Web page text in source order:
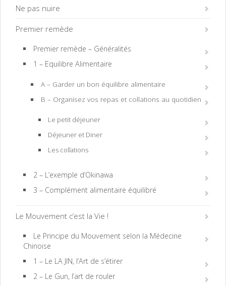
Ne pas nuire
Premier remède
Premier remède – Généralités
1 – Equilibre Alimentaire
A – Garder un bon équilibre alimentaire
B – Organisez vos repas et collations au quotidien
Le petit déjeuner
Déjeuner et Diner
Les collations
2 – L’exemple d’Okinawa
3 – Complément alimentaire équilibré
Le Mouvement c’est la Vie !
Le Principe du Mouvement selon la Médecine
Chinoise
1 – Le LA JIN, l’Art de s’étirer
2 – Le Gun, l’art de rouler